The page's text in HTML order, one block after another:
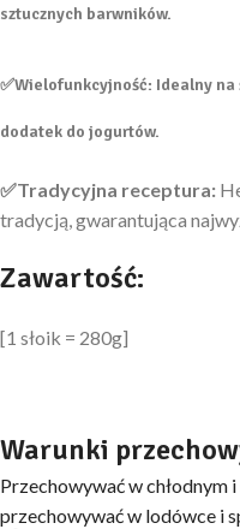
sztucznych barwników.
✅Wielofunkcyjność: Idealny
dodatek do jogurtów.
✅Tradycyjna receptura:
tradycją, gwarantująca
Zawartość:
[1 słoik = 280g]
Warunki
Przechowywać w chłodnym
przechowywać w lodówce i